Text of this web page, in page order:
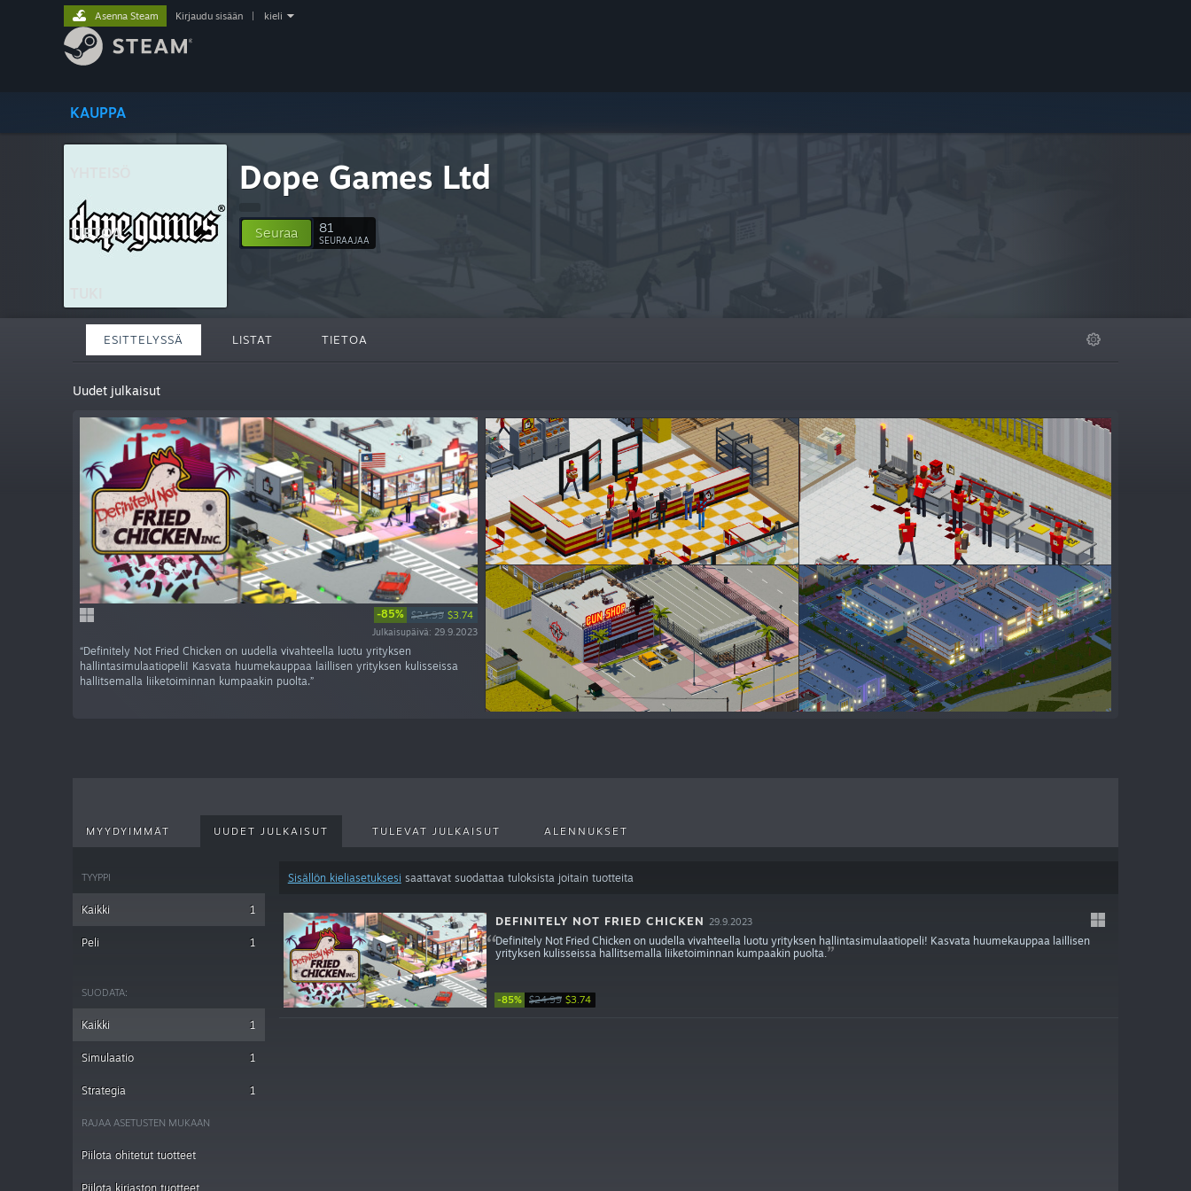
KAUPPA
TIETOA
Asenna Steam Kirjaudu sisään kieli
Dope Games Ltd
Seuraa 81
SEURAAJAA
ESITTELYSSÄ LISTAT TIETOA
Uudet julkaisut
-85% $24.99 $3.74
Julkaisupäivä: 29.9.2023
“Definitely Not Fried Chicken on uudella vivahteella luotu yrityksen
hallintasimulaatiopeli! Kasvata huumekauppaa laillisen yrityksen kulisseissa
hallitsemalla liiketoiminnan kumpaakin puolta.”
MYYDYIMMÄT UUDET JULKAISUT TULEVAT JULKAISUT ALENNUKSET
TYYPPI
Kaikki 1
Peli 1
SUODATA:
Kaikki 1
Simulaatio 1
Strategia 1
RAJAA ASETUSTEN MUKAAN
Piilota ohitetut tuotteet
Piilota kirjaston tuotteet
Sisällön kieliasetuksesi saattavat suodattaa tuloksista joitain tuotteita
-85% $24.99 $3.74
DEFINITELY NOT FRIED CHICKEN 29.9.2023
Definitely Not Fried Chicken on uudella vivahteella luotu yrityksen hallintasimulaatiopeli! Kasvata huumekauppaa laillisen
yrityksen kulisseissa hallitsemalla liiketoiminnan kumpaakin puolta.